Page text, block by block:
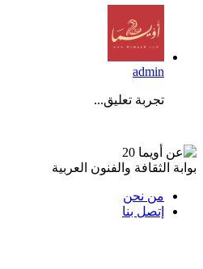
admin
تجربة تعليق...
بوابة الثقافة والفنون العربية
من نحن
إتصل بنا